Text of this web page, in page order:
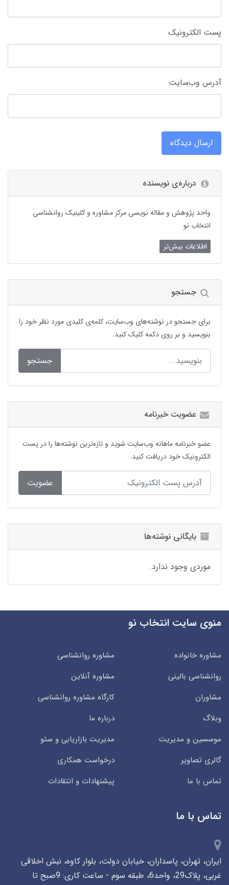
پست الکترونیک
آدرس وب‌سایت
ارسال دیدگاه
درباره‌ی نویسنده
واحد پژوهش و مقاله نویسی مرکز مشاوره و کلینیک روانشناسی
انتخاب نو
اطلاعات بیش‌تر
جستجو
برای جستجو در نوشته‌های وب‌سایت، کلمه‌ی کلیدی مورد نظر خود را
بنویسید و بر روی دکمه کلیک کنید.
جستجو
عضویت خبرنامه
عضو خبرنامه ماهانه وب‌سایت شوید و تازه‌ترین نوشته‌ها را در پست
الکترونیک خود دریافت کنید.
عضویت
بایگانی نوشته‌ها
موردی وجود ندارد.
منوی سایت انتخاب نو
مشاوره خانواده
مشاوره روانشناسی
روانشناسی بالینی
مشاوره آنلاین
مشاوران
کارگاه مشاوره روانشناسی
وبلاگ
درباره ما
موسسین و مدیریت
مدیریت بازاریابی و سئو
گالری تصاویر
درخواست همکاری
تماس با ما
پیشنهادات و انتقادات
تماس با ما
ایران، تهران، پاسداران، خیابان دولت، بلوار کاوه، نبش اخلاقی
غربی، پلاک29، واحد6، طبقه سوم - ساعت کاری: 9صبح تا